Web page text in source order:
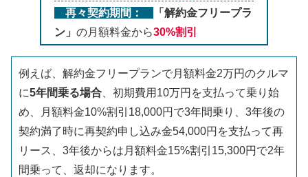
再々契約期間：
「解約金フリープラ
ン」 の月額料金から30%割引
例えば、解約金フリープランで月額料金2万円のクルマ
に5年間乗る場合 、初期費用10万円を支払って乗り始
め、月額料金10%割引18,000円で3年間乗り、3年後の
契約満了時に再契約申し込み金54,000円を支払って再
リース、3年後からは月額料金15%割引15,300円で2年
間乗って、返却になります。